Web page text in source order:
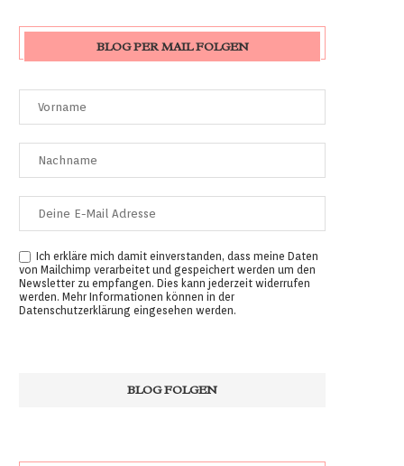
BLOG PER MAIL FOLGEN
Ich erkläre mich damit einverstanden, dass meine Daten
von Mailchimp verarbeitet und gespeichert werden um den
Newsletter zu empfangen. Dies kann jederzeit widerrufen
werden. Mehr Informationen können in der
Datenschutzerklärung eingesehen werden.